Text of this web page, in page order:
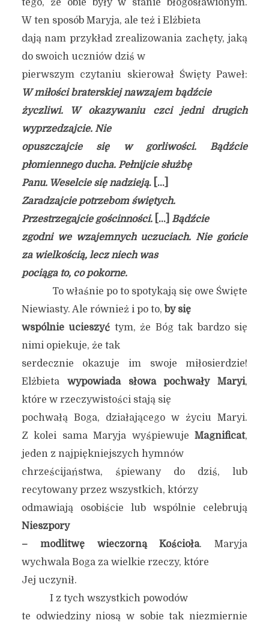
tego, że obie były w stanie błogosławionym.
W ten sposób Maryja, ale też i Elżbieta
dają nam przykład zrealizowania zachęty, jaką
do swoich uczniów dziś w
pierwszym czytaniu skierował Święty Paweł:
W miłości braterskiej nawzajem bądźcie
życzliwi. W okazywaniu czci jedni drugich
wyprzedzajcie. Nie
opuszczajcie się w gorliwości. Bądźcie
płomiennego ducha. Pełnijcie służbę
Panu. Weselcie się nadzieją. […]
Zaradzajcie potrzebom świętych.
Przestrzegajcie gościnności.[…] Bądźcie
zgodni we wzajemnych uczuciach. Nie gońcie
za wielkością, lecz niech was
pociąga to, co pokorne.
To właśnie po to spotykają się owe Święte
Niewiasty. Ale również i po to, by się
wspólnie ucieszyć tym, że Bóg tak bardzo się
nimi opiekuje, że tak
serdecznie okazuje im swoje miłosierdzie!
Elżbieta wypowiada słowa pochwały Maryi,
które w rzeczywistości stają się
pochwałą Boga, działającego w życiu Maryi.
Z kolei sama Maryja wyśpiewujeMagnificat,
jeden z najpiękniejszych hymnów
chrześcijaństwa, śpiewany do dziś, lub
recytowany przez wszystkich, którzy
odmawiają osobiście lub wspólnie celebrują
Nieszpory
– modlitwę wieczorną Kościoła. Maryja
wychwala Boga za wielkie rzeczy, które
Jej uczynił.
I z tych wszystkich powodów
te odwiedziny niosą w sobie tak niezmiernie